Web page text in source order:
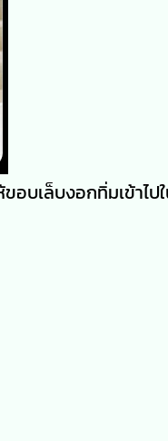
อบเล็บงอกทิ่มเข้าไป